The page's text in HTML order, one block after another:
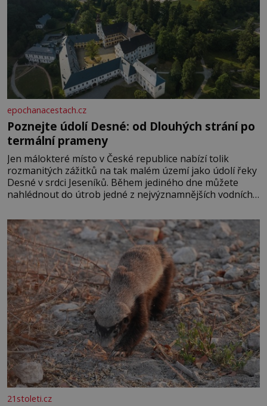
epochanacestach.cz
Poznejte údolí Desné: od Dlouhých strání po
termální prameny
Jen málokteré místo v České republice nabízí tolik
rozmanitých zážitků na tak malém území jako údolí řeky
Desné v srdci Jeseníků. Během jediného dne můžete
nahlédnout do útrob jedné z nejvýznamnějších vodních
se na koloběžce a den zakončit poznáváním památek ve
Velkých Losinách nebo v termálním
21stoleti.cz